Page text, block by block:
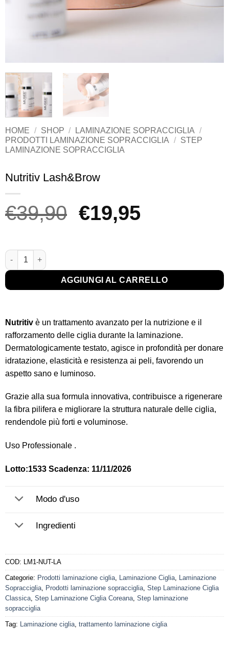
HOME / SHOP / LAMINAZIONE SOPRACCIGLIA /
PRODOTTI LAMINAZIONE SOPRACCIGLIA /
STEP
LAMINAZIONE SOPRACCIGLIA
Nutritiv Lash&Brow
€39,90 Il
era:
€39,90.
€19,95Il
è:
€19,95.
Nutritiv Lash&Brow quantità
AGGIUNGI AL CARRELLO
Nutritiv è un trattamento avanzato per la nutrizione e il
rafforzamento delle ciglia durante la laminazione.
Dermatologicamente testato, agisce in profondità per donare
idratazione, elasticità e resistenza ai peli, favorendo un
aspetto sano e luminoso.
Grazie alla sua formula innovativa, contribuisce a rigenerare
la fibra pilifera e migliorare la struttura naturale delle ciglia,
rendendole più forti e voluminose.
Uso Professionale .
Lotto:1533 Scadenza: 11/11/2026
Modo d'uso
Ingredienti
COD: LM1-NUT-LA
Categorie: Prodotti laminazione ciglia, Laminazione Ciglia, Laminazione
Sopracciglia, Prodotti laminazione sopracciglia, Step Laminazione Ciglia
Classica, Step Laminazione Ciglia Coreana, Step laminazione
sopracciglia
Tag: Laminazione ciglia, trattamento laminazione ciglia